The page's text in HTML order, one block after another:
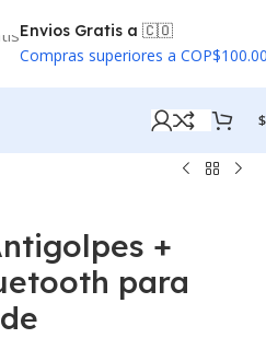
Envios Gratis a 🇨🇴
Compras superiores a
$
+
para